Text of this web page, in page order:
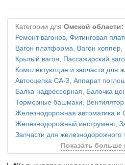
Категории для Омской области:
Ремонт вагонов, Фитинговая
Вагон платформа, Вагон хоппер,
Крытый вагон, Пассажирский
Комплектующие и запчасти для
Автосцепка СА-3, Аппарат
Балка надрессорная, Балочка
Тормозные башмаки,
Железнодорожная автоматика и
Железнодорожный инструмент,
Запчасти для железнодорожного
Показать больше